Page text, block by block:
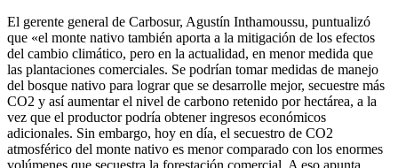
El gerente general de Carbosur, Agustín Inthamoussu, puntualizó
que «el monte nativo también aporta a la mitigación de los efectos
del cambio climático, pero en la actualidad, en menor medida que
las plantaciones comerciales. Se podrían tomar medidas de manejo
del bosque nativo para lograr que se desarrolle mejor, secuestre más
CO2 y así aumentar el nivel de carbono retenido por hectárea, a la
vez que el productor podría obtener ingresos económicos
adicionales. Sin embargo, hoy en día, el secuestro de CO2
atmosférico del monte nativo es menor comparado con los enormes
volúmenes que secuestra la forestación comercial. A eso apunta